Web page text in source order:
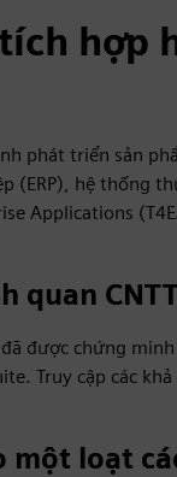
hợp
phát triển sản
(ERP), hệ thống
Applications
quan
được chứng minh
Truy cập các
một loạt